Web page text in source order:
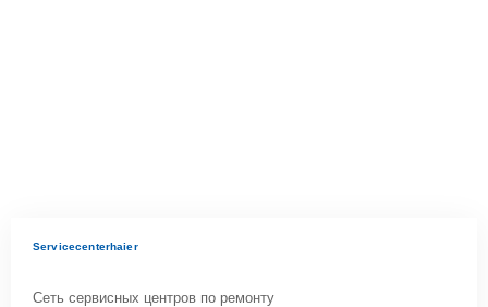
Servicecenterhaier
Сеть сервисных центров по ремонту